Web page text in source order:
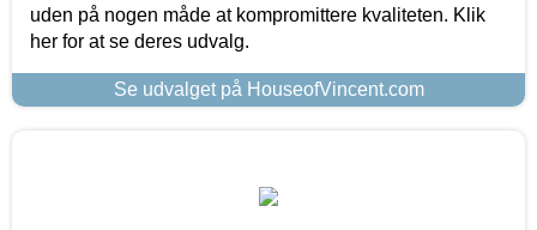
uden på nogen måde at kompromittere kvaliteten. Klik
her for at se deres udvalg.
Se udvalget på HouseofVincent.com